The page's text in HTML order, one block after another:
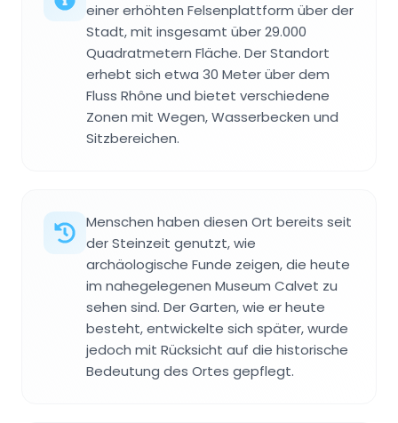
einer erhöhten Felsenplattform über der
Stadt, mit insgesamt über 29.000
Quadratmetern Fläche. Der Standort
erhebt sich etwa 30 Meter über dem
Fluss Rhône und bietet verschiedene
Zonen mit Wegen, Wasserbecken und
Sitzbereichen.
Menschen haben diesen Ort bereits seit
der Steinzeit genutzt, wie
archäologische Funde zeigen, die heute
im nahegelegenen Museum Calvet zu
sehen sind. Der Garten, wie er heute
besteht, entwickelte sich später, wurde
jedoch mit Rücksicht auf die historische
Bedeutung des Ortes gepflegt.